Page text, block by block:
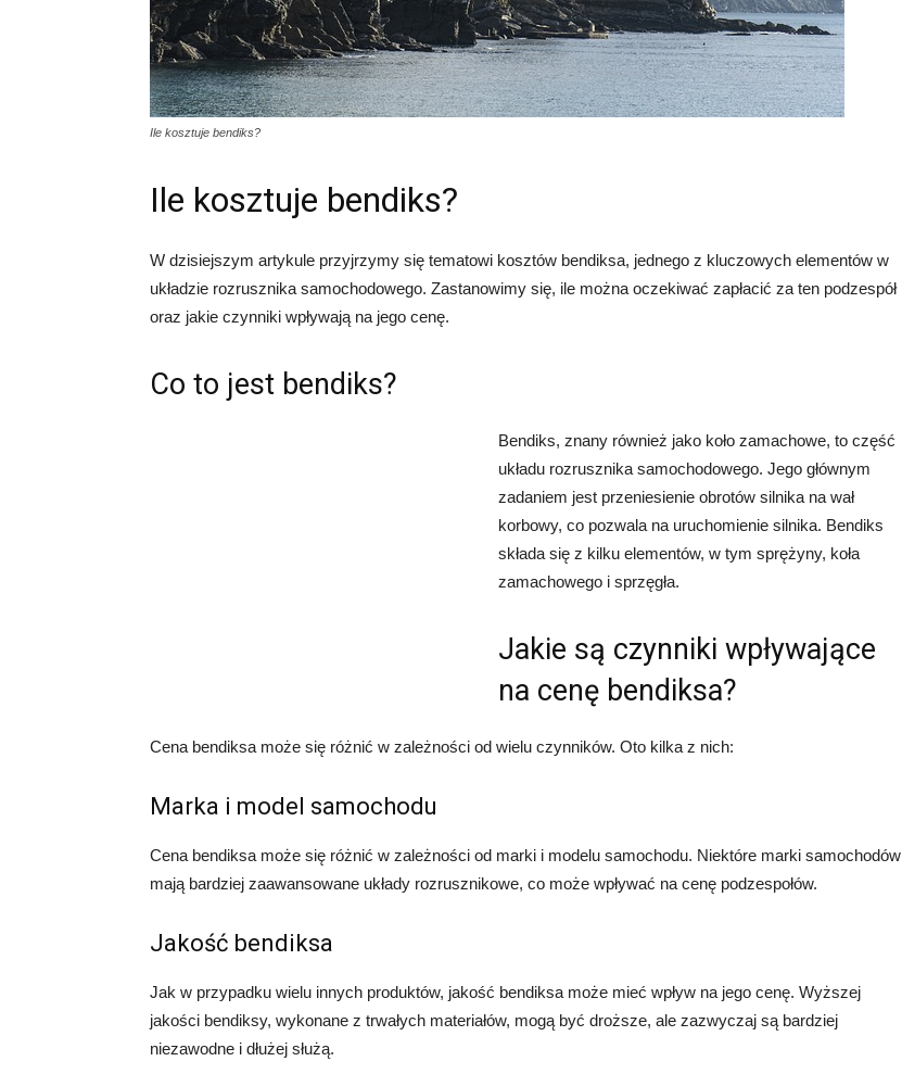
Ile kosztuje bendiks?
Ile kosztuje bendiks?
W dzisiejszym artykule przyjrzymy się tematowi kosztów bendiksa, jednego z kluczowych elementów w
układzie rozrusznika samochodowego. Zastanowimy się, ile można oczekiwać zapłacić za ten podzespół
oraz jakie czynniki wpływają na jego cenę.
Co to jest bendiks?
Bendiks, znany również jako koło zamachowe, to część
układu rozrusznika samochodowego. Jego głównym
zadaniem jest przeniesienie obrotów silnika na wał
korbowy, co pozwala na uruchomienie silnika. Bendiks
składa się z kilku elementów, w tym sprężyny, koła
zamachowego i sprzęgła.
Jakie są czynniki wpływające
na cenę bendiksa?
Cena bendiksa może się różnić w zależności od wielu czynników. Oto kilka z nich:
Marka i model samochodu
Cena bendiksa może się różnić w zależności od marki i modelu samochodu. Niektóre marki samochodów
mają bardziej zaawansowane układy rozrusznikowe, co może wpływać na cenę podzespołów.
Jakość bendiksa
Jak w przypadku wielu innych produktów, jakość bendiksa może mieć wpływ na jego cenę. Wyższej
jakości bendiksy, wykonane z trwałych materiałów, mogą być droższe, ale zazwyczaj są bardziej
niezawodne i dłużej służą.